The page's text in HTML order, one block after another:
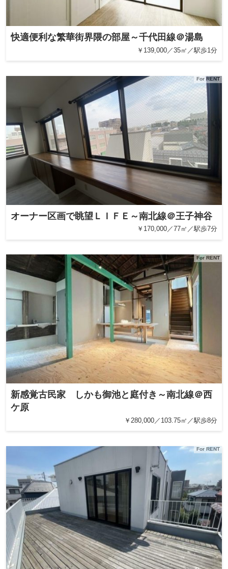
快適便利な繁華街界隈の部屋～千代田線＠湯島
￥139,000／35㎡／駅歩1分
For RENT
オーナー区画で眺望ＬＩＦＥ～南北線＠王子神谷
￥170,000／77㎡／駅歩7分
For RENT
新感覚古民家 しかも御池と庭付き～南北線＠西
ケ原
￥280,000／103.75㎡／駅歩8分
For RENT